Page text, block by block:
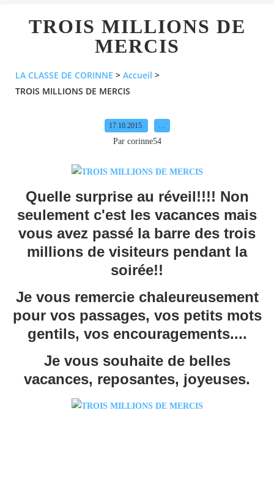
TROIS MILLIONS DE
MERCIS
LA CLASSE DE CORINNE > Accueil >
TROIS MILLIONS DE MERCIS
17.10.2015
Par corinne54
Quelle surprise au réveil!!!! Non
seulement c'est les vacances mais
vous avez passé la barre des trois
millions de visiteurs pendant la
soirée!!
Je vous remercie chaleureusement
pour vos passages, vos petits mots
gentils, vos encouragements....
Je vous souhaite de belles
vacances, reposantes, joyeuses.